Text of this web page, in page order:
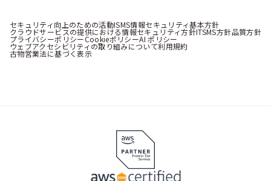
セキュリティ向上のための活動ISMS情報セキュリティ基本方針
クラウドサービスの提供における情報セキュリティ方針ITSMS方針品質方針
プライバシーポリシーCookieポリシーAI ポリシー
ウェブアクセシビリティの取り組みについて利用規約
古物営業法に基づく表示